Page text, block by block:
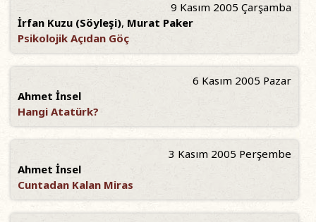
9 Kasım 2005 Çarşamba
İrfan Kuzu (Söyleşi), Murat Paker
Psikolojik Açıdan Göç
6 Kasım 2005 Pazar
Ahmet İnsel
Hangi Atatürk?
3 Kasım 2005 Perşembe
Ahmet İnsel
Cuntadan Kalan Miras